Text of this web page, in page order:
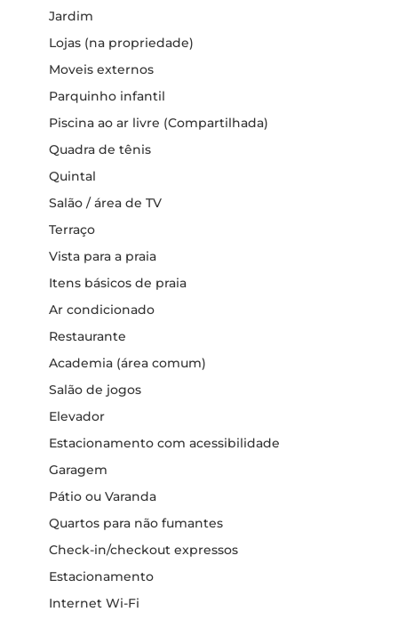
Jardim
Lojas (na propriedade)
Moveis externos
Parquinho infantil
Piscina ao ar livre (Compartilhada)
Quadra de tênis
Quintal
Salão / área de TV
Terraço
Vista para a praia
Itens básicos de praia
Ar condicionado
Restaurante
Academia (área comum)
Salão de jogos
Elevador
Estacionamento com acessibilidade
Garagem
Pátio ou Varanda
Quartos para não fumantes
Check-in/checkout expressos
Estacionamento
Internet Wi-Fi